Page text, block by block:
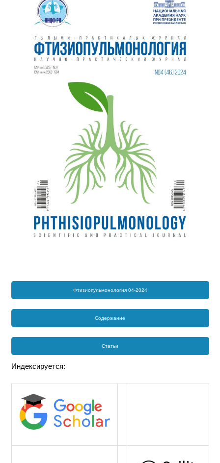
Фтизиопульмонология 04-2024
Содержание
Статьи
Индексируется: